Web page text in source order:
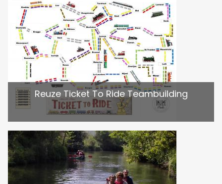
Reuze Ticket To Ride Teambuilding